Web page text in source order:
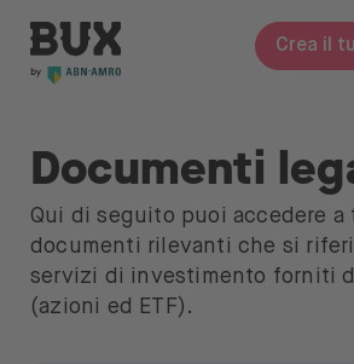
BUX | Italy
Crea il
Tariffe
Impara
Notizie e
Documenti
Qui di seguito puoi accedere
documenti rilevanti che si
servizi di investimento forniti
(azioni ed ETF).